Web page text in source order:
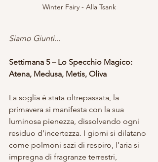
Winter Fairy - Alla Tsank
Siamo Giunti...
Settimana 5 – Lo Specchio Magico:
Atena, Medusa, Metis, Oliva
La soglia è stata oltrepassata, la
primavera si manifesta con la sua
luminosa pienezza, dissolvendo ogni
residuo d’incertezza. I giorni si dilatano
come polmoni sazi di respiro, l’aria si
impregna di fragranze terrestri,